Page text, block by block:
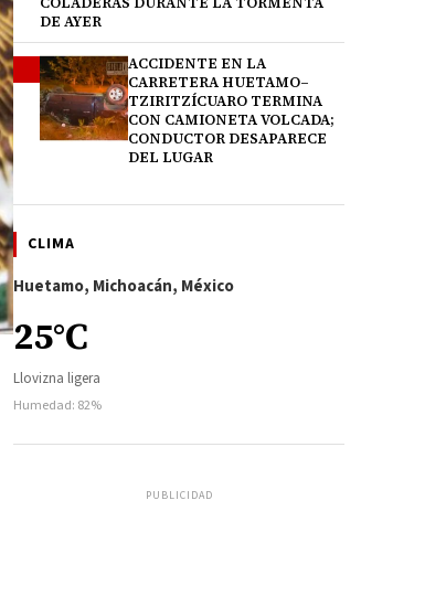
DE AYER
ACCIDENTE EN LA
CARRETERA HUETAMO–
TZIRITZÍCUARO TERMINA
CON CAMIONETA VOLCADA;
CONDUCTOR DESAPARECE
DEL LUGAR
CLIMA
Huetamo, Michoacán, México
25°C
Llovizna ligera
Humedad: 82%
PUBLICIDAD